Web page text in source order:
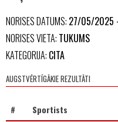
NORISES DATUMS: 27/05/2025
NORISES VIETA: TUKUMS
KATEGORIJA: CITA
AUGSTVĒRTĪGĀKIE REZULTĀTI
# Sportists